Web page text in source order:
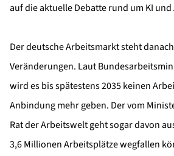
auf die aktuelle Debatte rund um KI
Der deutsche Arbeitsmarkt steht
Veränderungen. Laut
wird es bis spätestens 2035 keinen
Anbindung mehr geben. Der vom
Rat der Arbeitswelt geht sogar davon
3,6 Millionen Arbeitsplätze wegfallen